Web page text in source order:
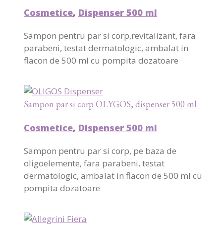
Cosmetice, Dispenser 500 ml
Sampon pentru par si corp,revitalizant, fara
parabeni, testat dermatologic, ambalat in
flacon de 500 ml cu pompita dozatoare
Sampon par si corp OLYGOS, dispenser 500 ml
Cosmetice, Dispenser 500 ml
Sampon pentru par si corp, pe baza de
oligoelemente, fara parabeni, testat
dermatologic, ambalat in flacon de 500 ml cu
pompita dozatoare